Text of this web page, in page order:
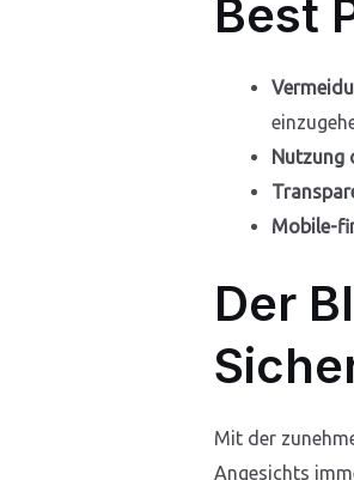
Best
Nutzung
Mobile-
Der
Mit der
Angesichts